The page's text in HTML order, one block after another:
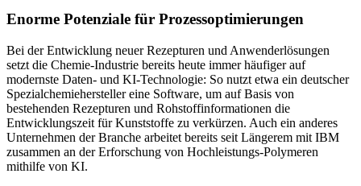
Enorme Potenziale für Prozessoptimierungen
Bei der Entwicklung neuer Rezepturen und Anwenderlösungen
setzt die Chemie-Industrie bereits heute immer häufiger auf
modernste Daten- und KI-Technologie: So nutzt etwa ein deutscher
Spezialchemiehersteller eine Software, um auf Basis von
bestehenden Rezepturen und Rohstoffinformationen die
Entwicklungszeit für Kunststoffe zu verkürzen. Auch ein anderes
Unternehmen der Branche arbeitet bereits seit Längerem mit IBM
zusammen an der Erforschung von Hochleistungs-Polymeren
mithilfe von KI.